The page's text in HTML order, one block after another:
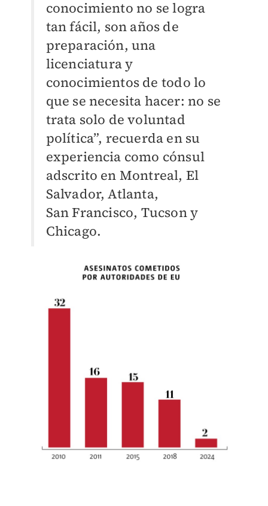
conocimientono se logra
tan fácil, son años de
preparación, una
licenciatura y
conocimientos de todo lo
que se necesita hacer: no se
trata solo de voluntad
política”, recuerda en su
experiencia como cónsul
adscrito en Montreal, El
Salvador, Atlanta,
SanFrancisco, Tucson y
Chicago.